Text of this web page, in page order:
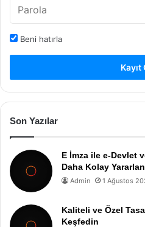
Beni hatırla
Kayıt
Son Yazılar
E İmza ile e-Devlet
Daha Kolay
Admin 1 Ağustos
Kaliteli ve Özel
Keşfedin